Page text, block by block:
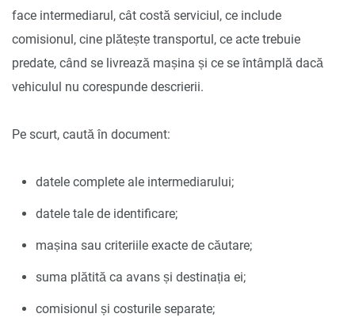
face intermediarul, cât costă serviciul, ce include
comisionul, cine plătește transportul, ce acte trebuie
predate, când se livrează mașina și ce se întâmplă dacă
vehiculul nu corespunde descrierii.
Pe scurt, caută în document:
datele complete ale intermediarului;
datele tale de identificare;
mașina sau criteriile exacte de căutare;
suma plătită ca avans și destinația ei;
comisionul și costurile separate;